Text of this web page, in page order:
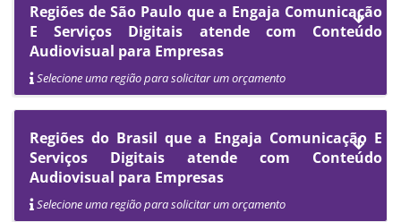
Regiões de São Paulo que a Engaja Comunicação
E Serviços Digitais atende com Conteúdo
Audiovisual para Empresas
Selecione uma região para solicitar um orçamento
Regiões do Brasil que a Engaja Comunicação E
Serviços Digitais atende com Conteúdo
Audiovisual para Empresas
Selecione uma região para solicitar um orçamento